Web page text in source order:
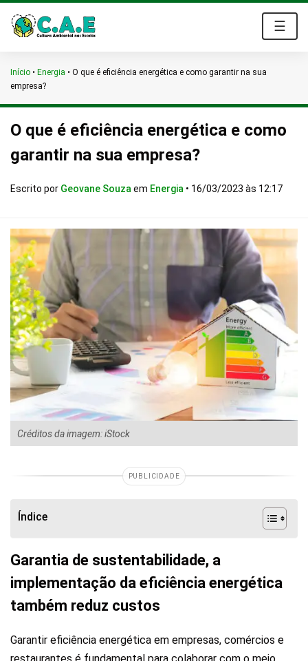
☰
Início • Energia • O que é eficiência energética e como garantir na sua
empresa?
O que é eficiência energética e como
garantir na sua empresa?
Escrito por Geovane Souza em Energia • 16/03/2023 às 12:17
Créditos da imagem: iStock
PUBLICIDADE
Índice
Garantia de sustentabilidade, a
implementação da eficiência energética
também reduz custos
Garantir eficiência energética em empresas, comércios e
restaurantes é fundamental para colaborar com o meio